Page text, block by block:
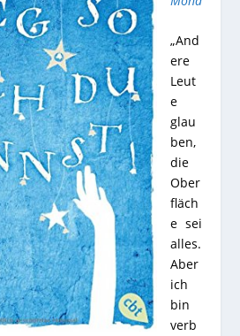
„And
ere
Leut
e
glau
ben,
die
Ober
fläch
e sei
alles.
Aber
ich
bin
verb